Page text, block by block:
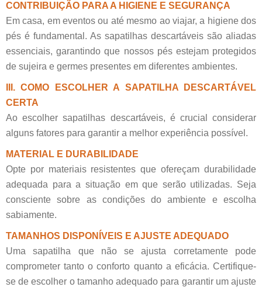
CONTRIBUIÇÃO PARA A HIGIENE E SEGURANÇA
Em casa, em eventos ou até mesmo ao viajar, a higiene dos
pés é fundamental. As sapatilhas descartáveis são aliadas
essenciais, garantindo que nossos pés estejam protegidos
de sujeira e germes presentes em diferentes ambientes.
III. COMO ESCOLHER A SAPATILHA DESCARTÁVEL
CERTA
Ao escolher sapatilhas descartáveis, é crucial considerar
alguns fatores para garantir a melhor experiência possível.
MATERIAL E DURABILIDADE
Opte por materiais resistentes que ofereçam durabilidade
adequada para a situação em que serão utilizadas. Seja
consciente sobre as condições do ambiente e escolha
sabiamente.
TAMANHOS DISPONÍVEIS E AJUSTE ADEQUADO
Uma sapatilha que não se ajusta corretamente pode
comprometer tanto o conforto quanto a eficácia. Certifique-
se de escolher o tamanho adequado para garantir um ajuste